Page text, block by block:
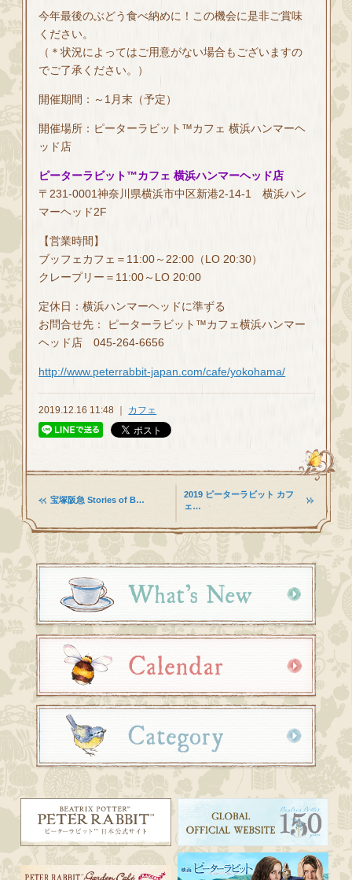
今年最後のぶどう食べ納めに！この機会に是非ご賞味
ください。
（＊状況によってはご用意がない場合もございますの
でご了承ください。）
開催期間：～1月末（予定）
開催場所：ピーターラビット™カフェ 横浜ハンマーヘ
ッド店
ピーターラビット™カフェ 横浜ハンマーヘッド店
〒231-0001神奈川県横浜市中区新港2-14-1 横浜ハン
マーヘッド2F
【営業時間】
ブッフェカフェ＝11:00～22:00（LO 20:30）
クレープリー＝11:00～LO 20:00
定休日：横浜ハンマーヘッドに準ずる
お問合せ先： ピーターラビット™カフェ横浜ハンマー
ヘッド店 045-264-6656
http://www.peterrabbit-japan.com/cafe/yokohama/
2019.12.16 11:48 ｜ カフェ
宝塚阪急 Stories of B…
2019 ピーターラビット カフ
ェ…